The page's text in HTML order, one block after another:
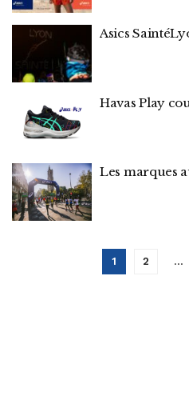
Asics
Havas Play
Les marques
1 2 …